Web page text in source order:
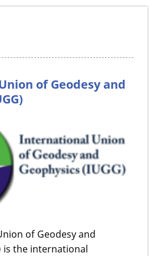
of Geodesy and
of Geodesy and
is the international